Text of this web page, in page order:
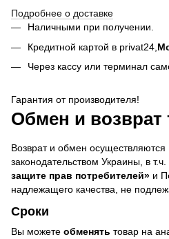
Подробнее о доставке
Наличными при получении.
Кредитной картой в privat24,
Через кассу или терминал
Гарантия от производителя!
Обмен и возврат
Возврат и обмен осуществляются
законодательством Украины, в
защите прав потребителей» и
надлежащего качества, не
Сроки
Вы можете обменять товар на